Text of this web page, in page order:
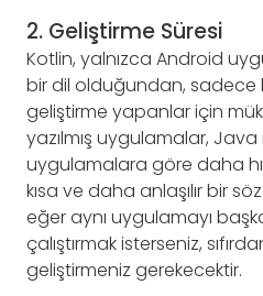
2. Geliştirme Süresi
Kotlin, yalnızca Android
bir dil olduğundan,
geliştirme yapanlar için
yazılmış uygulamalar, Java
uygulamalara göre daha
kısa ve daha anlaşılır bir
eğer aynı uygulamayı
çalıştırmak isterseniz,
geliştirmeniz gerekecektir.